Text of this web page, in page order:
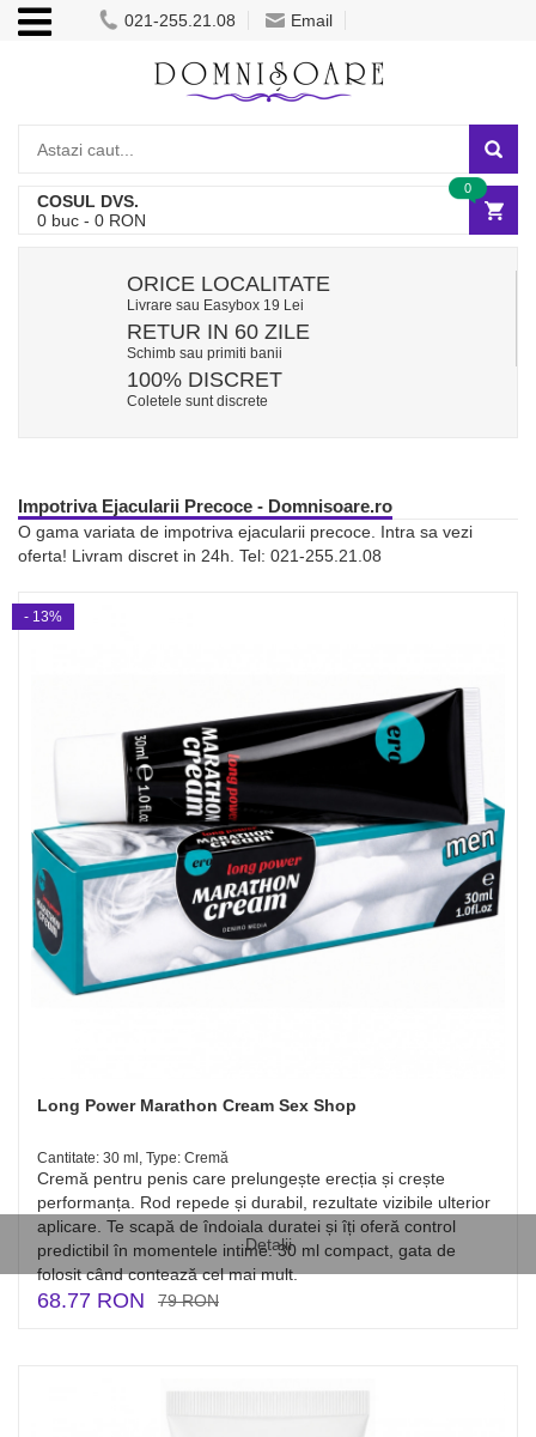
021-255.21.08 Email
COSUL DVS.
0 buc - 0 RON
0
ORICE LOCALITATE
Livrare sau Easybox 19 Lei
RETUR IN 60 ZILE
Schimb sau primiti banii
100% DISCRET
Coletele sunt discrete
Impotriva Ejacularii Precoce - Domnisoare.ro
O gama variata de impotriva ejacularii precoce. Intra sa vezi
oferta! Livram discret in 24h. Tel: 021-255.21.08
Detalii
Long Power Marathon Cream Sex Shop
Cantitate: 30 ml, Type: Cremă
Cremă pentru penis care prelungește erecția și crește
performanța. Rod repede și durabil, rezultate vizibile ulterior
aplicare. Te scapă de îndoiala duratei și îți oferă control
predictibil în momentele intime. 30 ml compact, gata de
folosit când contează cel mai mult.
68.77 RON 79 RON
- 13%